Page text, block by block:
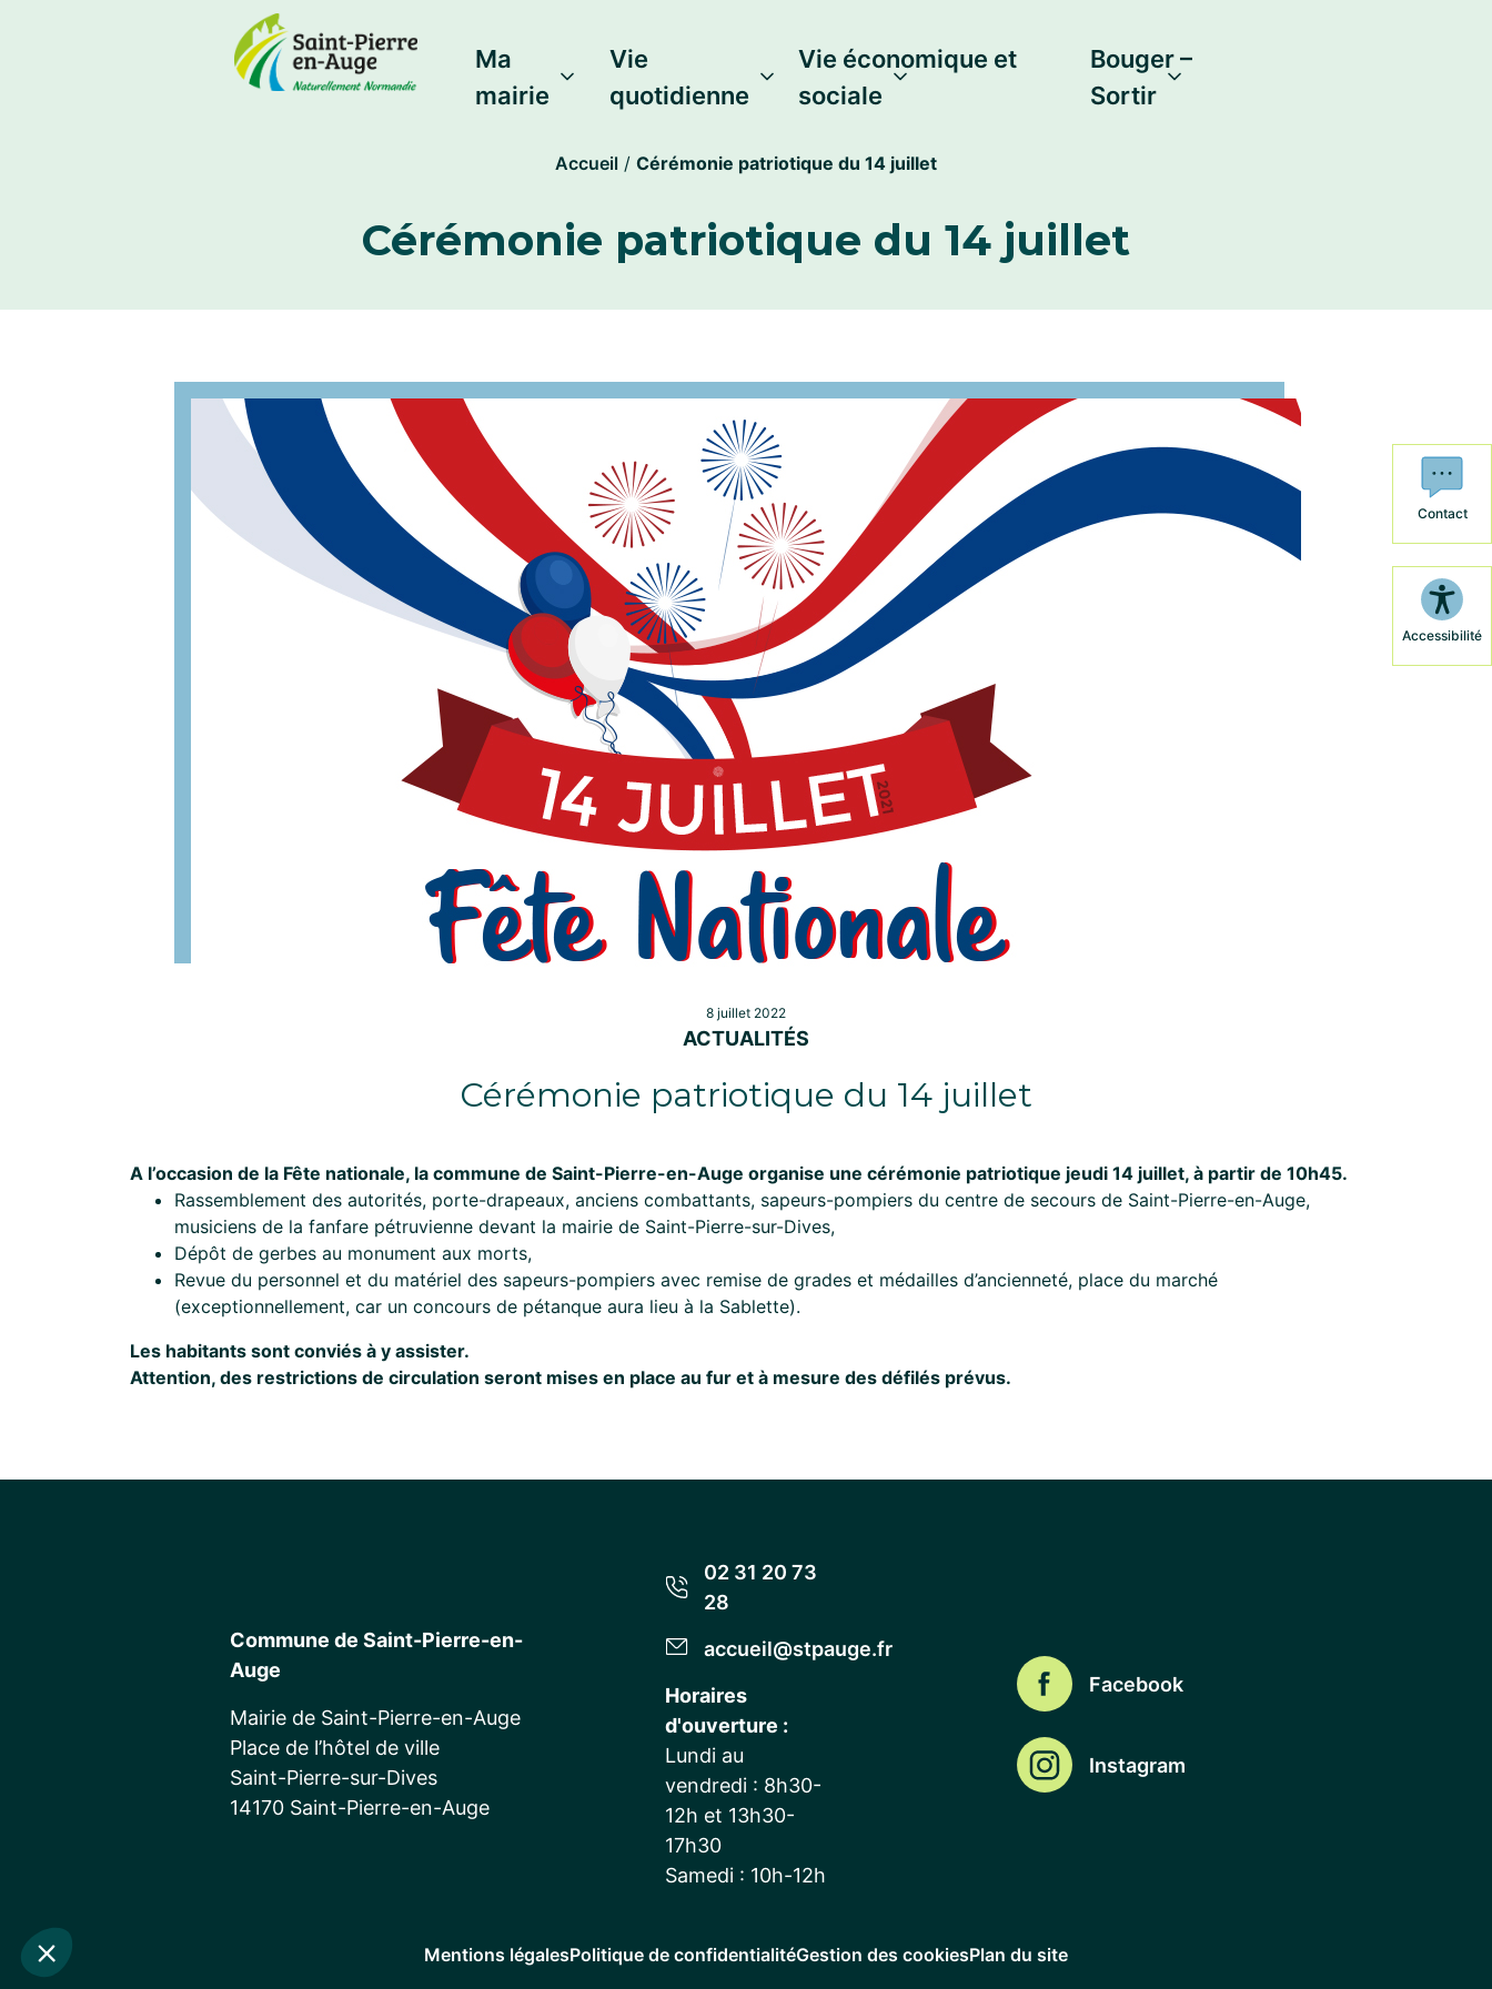
Contact
Accessibilité
Ma
mairie
Vie
quotidienne
Vie économique et
sociale
Bouger –
Sortir
Accueil / Cérémonie patriotique du 14 juillet
Cérémonie patriotique du 14 juillet
8 juillet 2022
ACTUALITÉS
Cérémonie patriotique du 14 juillet
A l’occasion de la Fête nationale, la commune de Saint-Pierre-en-Auge organise une cérémonie patriotique jeudi 14 juillet, à partir de 10h45.
Rassemblement des autorités, porte-drapeaux, anciens combattants, sapeurs-pompiers du centre de secours de Saint-Pierre-en-Auge,
musiciens de la fanfare pétruvienne devant la mairie de Saint-Pierre-sur-Dives,
Dépôt de gerbes au monument aux morts,
Revue du personnel et du matériel des sapeurs-pompiers avec remise de grades et médailles d’ancienneté, place du marché
(exceptionnellement, car un concours de pétanque aura lieu à la Sablette).
Les habitants sont conviés à y assister.
Attention, des restrictions de circulation seront mises en place au fur et à mesure des défilés prévus.
Commune de Saint-Pierre-en-
Auge
Mairie de Saint-Pierre-en-Auge
Place de l’hôtel de ville
Saint-Pierre-sur-Dives
14170 Saint-Pierre-en-Auge
02 31 20 73
28
accueil@stpauge.fr
Horaires
d'ouverture :
Lundi au
vendredi : 8h30-
12h et 13h30-
17h30
Samedi : 10h-12h
Facebook
Instagram
Mentions légalesPolitique de confidentialitéGestion des cookiesPlan du site